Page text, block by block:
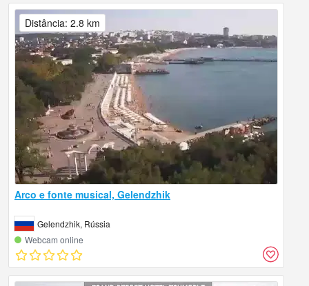
Arco e fonte musical, Gelendzhik
Gelendzhik, Rússia
Webcam online
Distância: 2.8 km